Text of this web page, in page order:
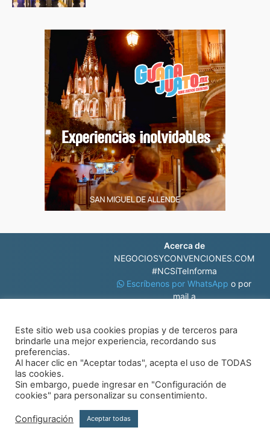
Acerca de
NEGOCIOSYCONVENCIONES.COM
#NCSíTeInforma
Escríbenos por WhatsAppo por
mail a
© Negocios y Convenciones
Aviso de privacidad
Este sitio web usa cookies propias y de terceros para
brindarle una mejor experiencia, recordando sus
preferencias.
Al hacer clic en "Aceptar todas", acepta el uso de TODAS
las cookies.
Sin embargo, puede ingresar en "Configuración de
cookies" para personalizar su consentimiento.
Configuración Aceptar todas